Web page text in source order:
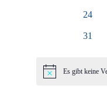
0
24
0
31
HinweisEs gibt keine